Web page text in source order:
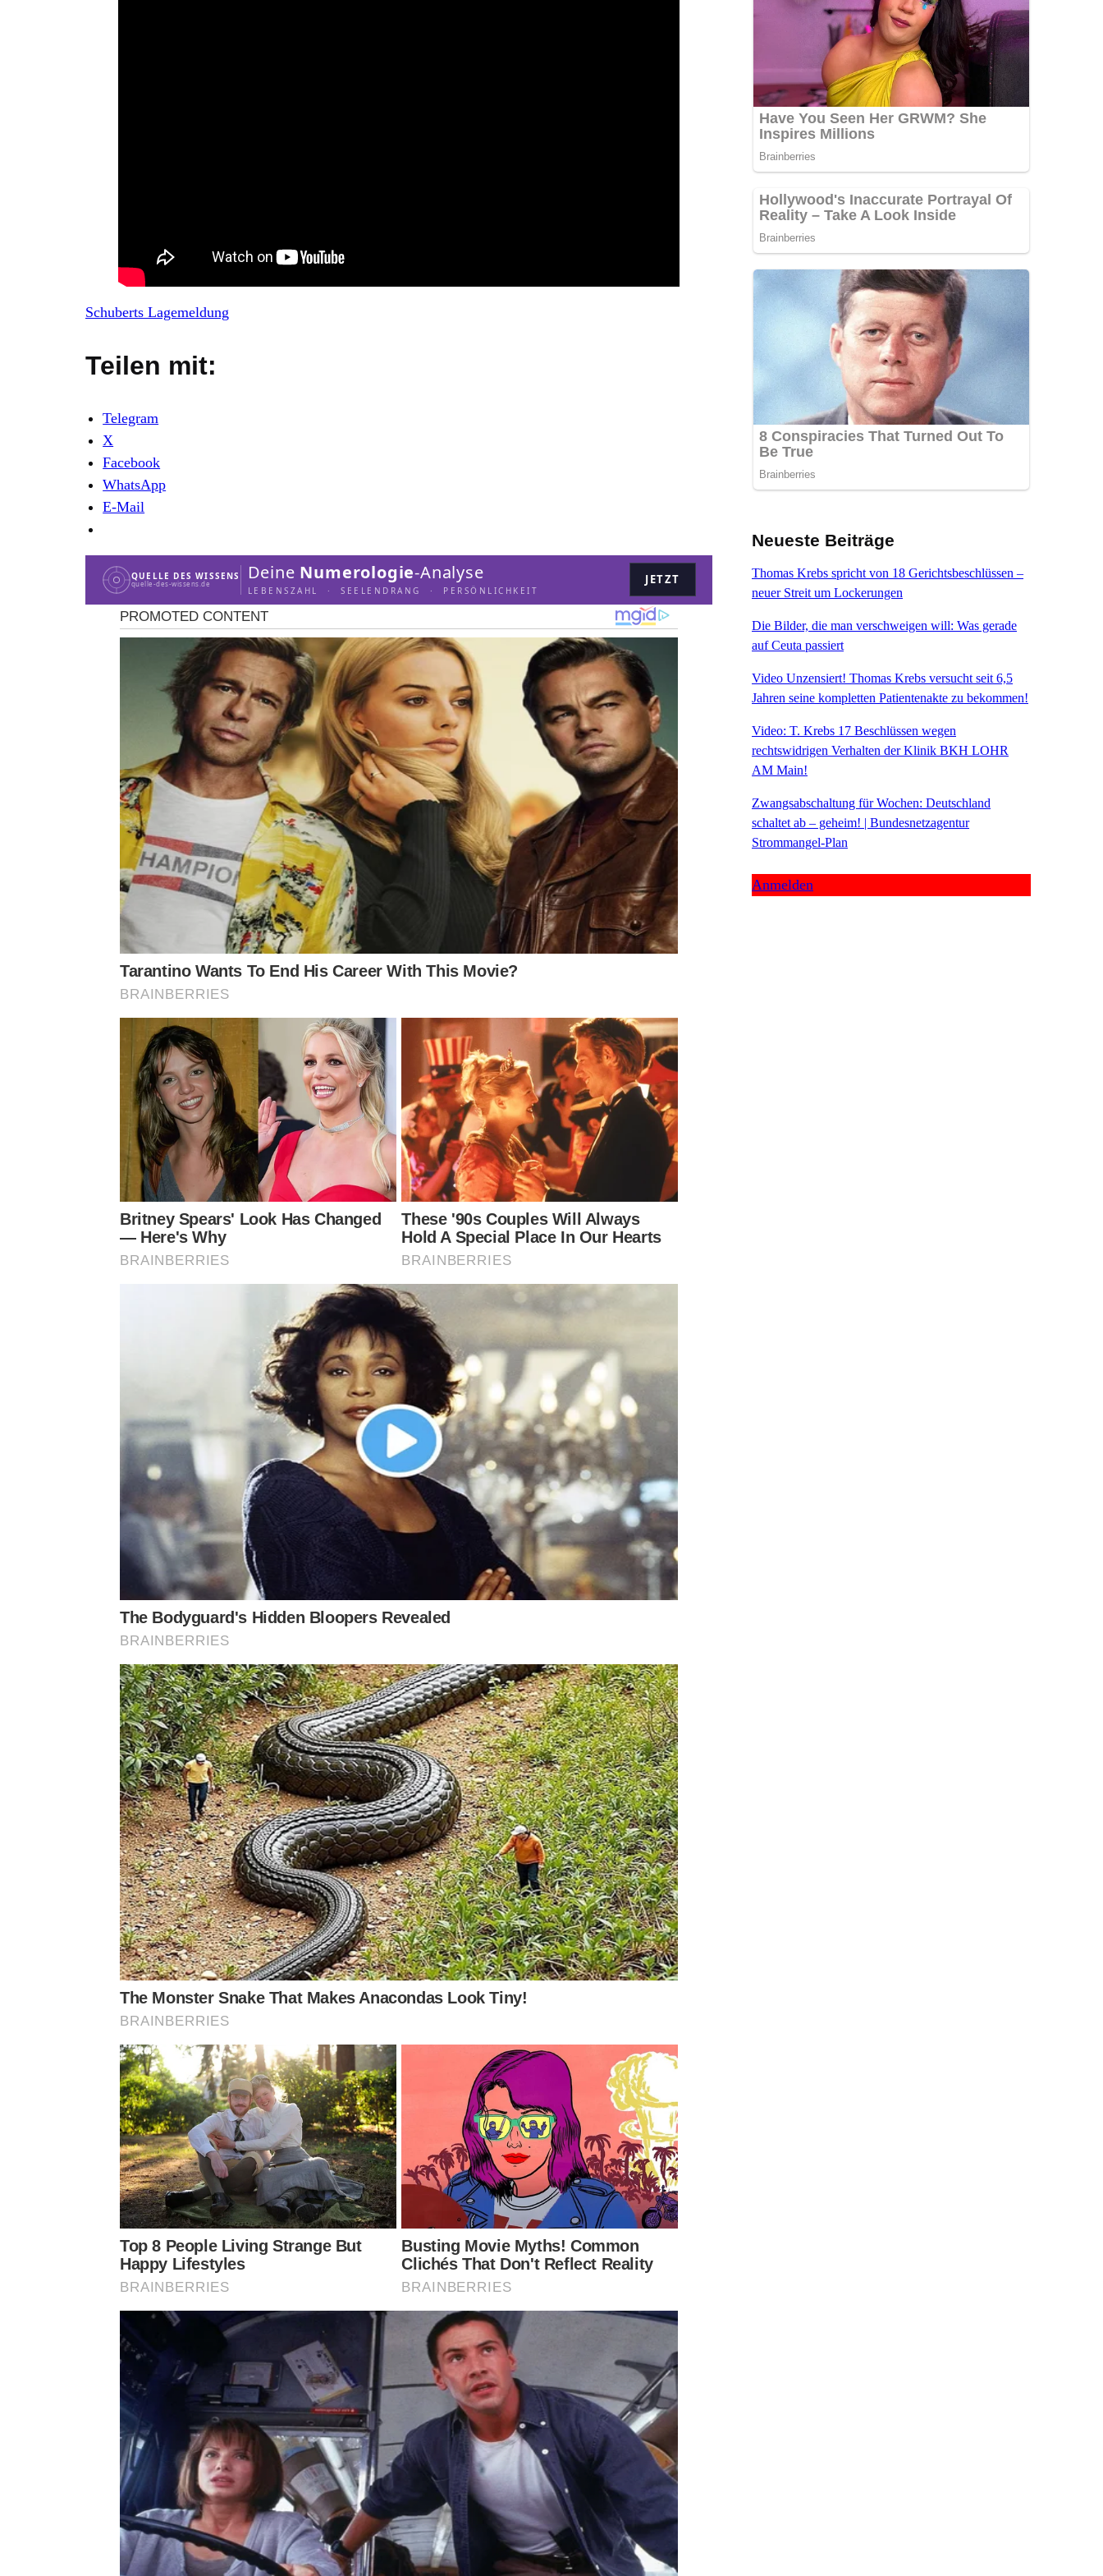
Schuberts Lagemeldung
Teilen mit:
Telegram
X
Facebook
WhatsApp
E-Mail
QUELLE DES WISSENS
quelle-des-wissens.de
Deine Numerologie-Analyse
LEBENSZAHL · SEELENDRANG · PERSÖNLICHKEIT
JETZT
Neueste Beiträge
Thomas Krebs spricht von 18 Gerichtsbeschlüssen –
neuer Streit um Lockerungen
Die Bilder, die man verschweigen will: Was gerade
auf Ceuta passiert
Video Unzensiert! Thomas Krebs versucht seit 6,5
Jahren seine kompletten Patientenakte zu bekommen!
Video: T. Krebs 17 Beschlüssen wegen
rechtswidrigen Verhalten der Klinik BKH LOHR
AM Main!
Zwangsabschaltung für Wochen: Deutschland
schaltet ab – geheim! | Bundesnetzagentur
Strommangel-Plan
Anmelden